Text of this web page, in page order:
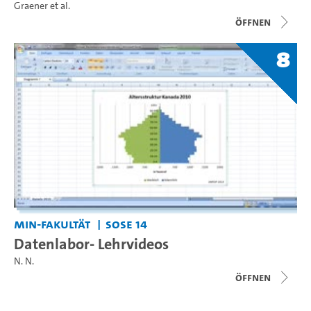
Graeneret al.
Öffnen
8
MIN-Fakultät SoSe 14
Datenlabor- Lehrvideos
N. N.
Öffnen